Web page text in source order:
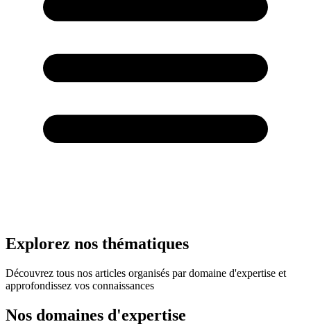
Explorez nos thématiques
Découvrez tous nos articles organisés par domaine d'expertise et
approfondissez vos connaissances
Nos domaines d'expertise